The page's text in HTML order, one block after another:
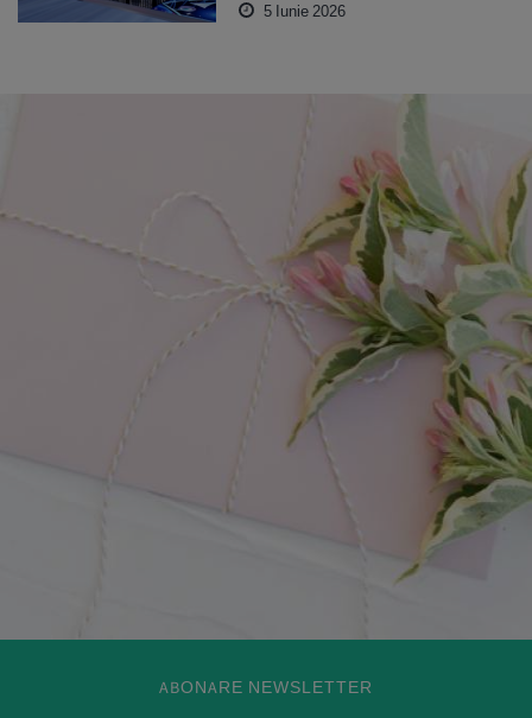
5 Iunie 2026
ABONARE NEWSLETTER